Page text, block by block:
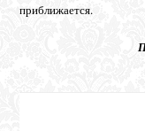
приближается.